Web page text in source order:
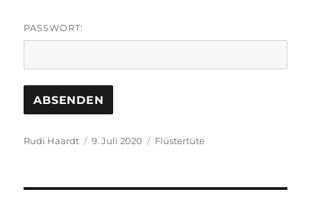
PASSWORT:
Autor
Rudi Haardt
Veröffentlicht
9. Juli 2020 Kategorien
Flüstertüte